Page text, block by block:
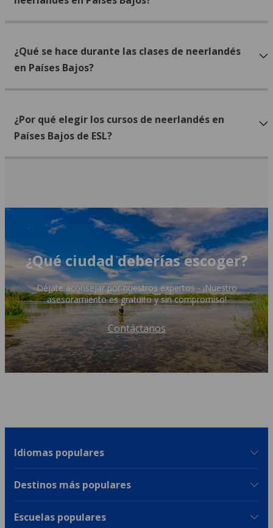
¿Qué se hace durante las clases de neerlandés
en Países Bajos?
¿Por qué elegir los cursos de neerlandés en
Países Bajos de ESL?
¿Qué ciudad deberías escoger?
Déjate aconsejar por nuestros expertos - ¡Nuestro
asesoramiento es gratuito y sin compromiso!
Contáctanos
Idiomas populares
Destinos más populares
Escuelas populares